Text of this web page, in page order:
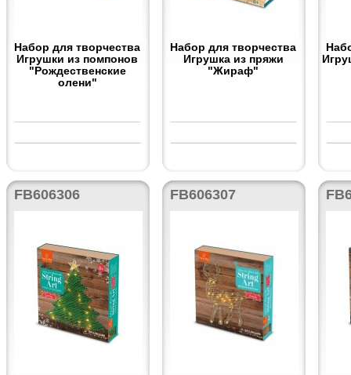
Набор для творчества
Игрушки из помпонов
"Рождественские
олени"
Набор для творчества
Игрушка из пряжи
"Жираф"
FB606306 FB606307